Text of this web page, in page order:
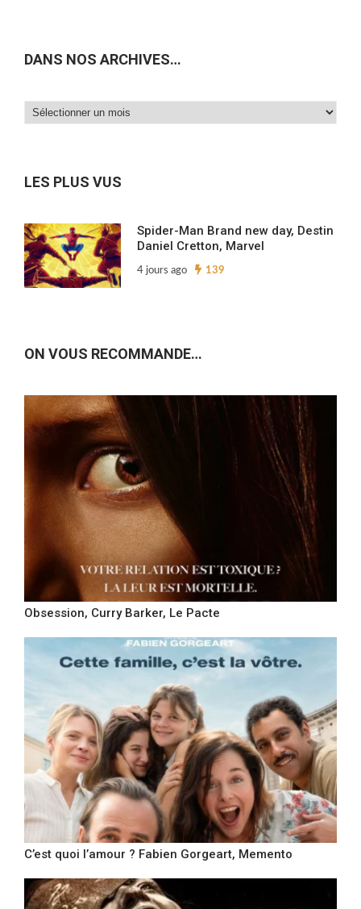
DANS NOS ARCHIVES…
Dans
LES PLUS VUS
Spider-Man Brand new day, Destin
Daniel Cretton, Marvel
4 jours ago 139
ON VOUS RECOMMANDE…
Obsession, Curry Barker, Le Pacte
C’est quoi l’amour ? Fabien Gorgeart, Memento